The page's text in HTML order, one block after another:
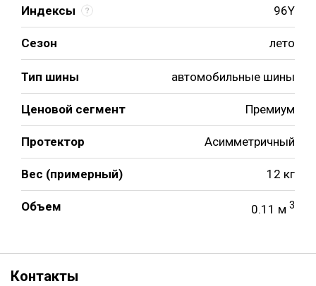
Индексы 96Y
Сезон лето
Тип шины автомобильные шины
Ценовой сегмент Премиум
Протектор Асимметричный
Вес (примерный) 12 кг
Объем 0.11 м 3
Контакты